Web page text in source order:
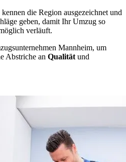
kennen die Region ausgezeichnet und
geben, damit Ihr Umzug so
verläuft.
Mannheim, um
Abstriche an Qualität und